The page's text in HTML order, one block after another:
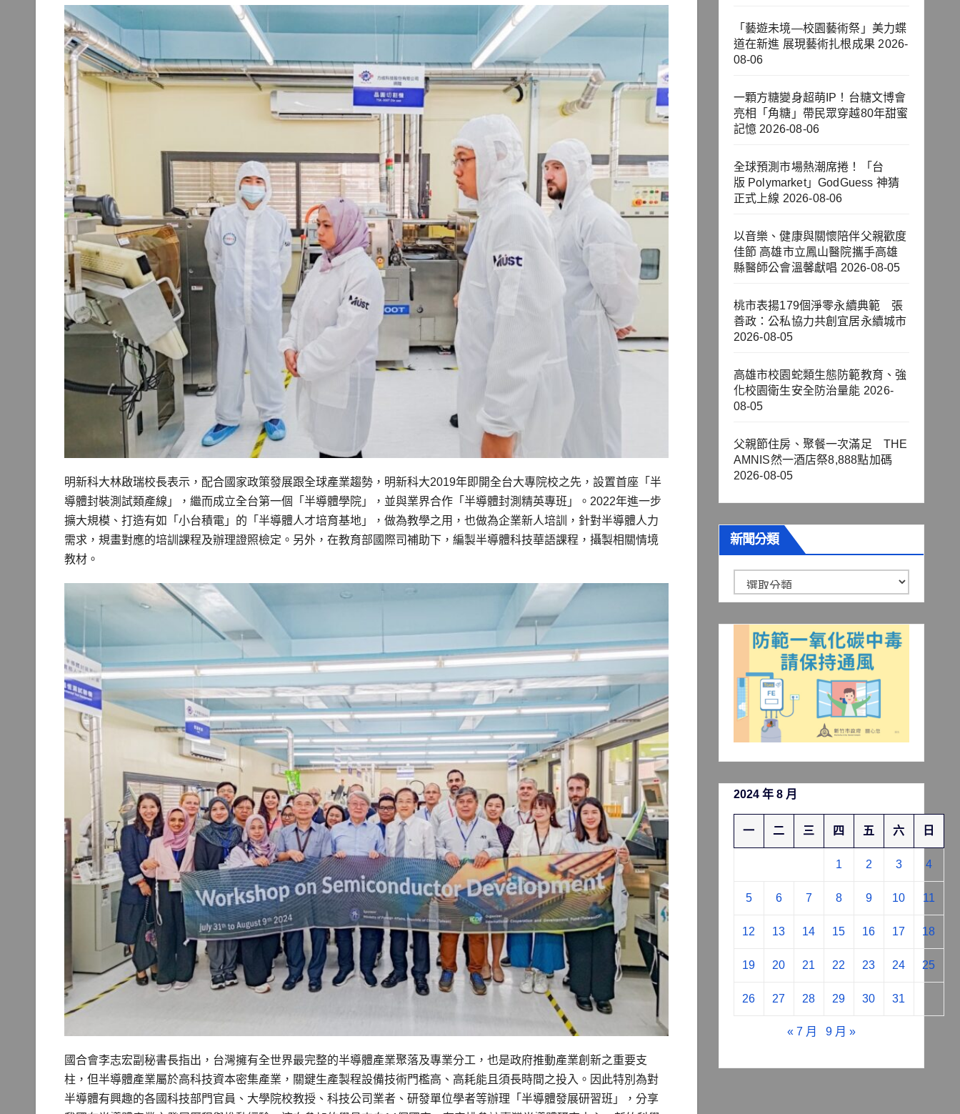
明新科大林啟瑞校長表示，配合國家政策發展跟全球產業趨勢，明新科大2019年即開全台大專院校之先，設置首座「半
導體封裝測試類產線」，繼而成立全台第一個「半導體學院」，並與業界合作「半導體封測精英專班」。2022年進一步
擴大規模、打造有如「小台積電」的「半導體人才培育基地」，做為教學之用，也做為企業新人培訓，針對半導體人力
需求，規畫對應的培訓課程及辦理證照檢定。另外，在教育部國際司補助下，編製半導體科技華語課程，攝製相關情境
教材。
國合會李志宏副秘書長指出，台灣擁有全世界最完整的半導體產業聚落及專業分工，也是政府推動產業創新之重要支
柱，但半導體產業屬於高科技資本密集產業，關鍵生產製程設備技術門檻高、高耗能且須長時間之投入。因此特別為對
半導體有興趣的各國科技部門官員、大學院校教授、科技公司業者、研發單位學者等辦理「半導體發展研習班」，分享
「藝遊未境—校園藝術祭」美力蝶
道在新進 展現藝術扎根成果 2026-
08-06
一顆方糖變身超萌IP！台糖文博會
亮相「角糖」帶民眾穿越80年甜蜜
記憶 2026-08-06
全球預測市場熱潮席捲！「台
版 Polymarket」GodGuess 神猜
正式上線 2026-08-06
以音樂、健康與關懷陪伴父親歡度
佳節 高雄市立鳳山醫院攜手高雄
縣醫師公會溫馨獻唱 2026-08-05
桃市表揚179個淨零永續典範 張
善政：公私協力共創宜居永續城市
2026-08-05
高雄市校園蛇類生態防範教育、強
化校園衛生安全防治量能 2026-
08-05
父親節住房、聚餐一次滿足 THE
AMNIS然一酒店祭8,888點加碼
2026-08-05
新聞分類
聞
分
2024 年 8 月
一 二 三 四 五 六 日
1 2 3 4
5 6 7 8 9 10 11
12 13 14 15 16 17 18
19 20 21 22 23 24 25
26 27 28 29 30 31
« 7 月 9 月 »